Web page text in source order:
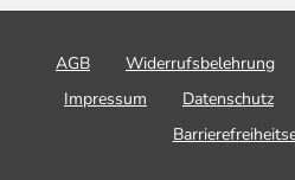
AGB Widerrufsbelehrung
Impressum
Datenschutz